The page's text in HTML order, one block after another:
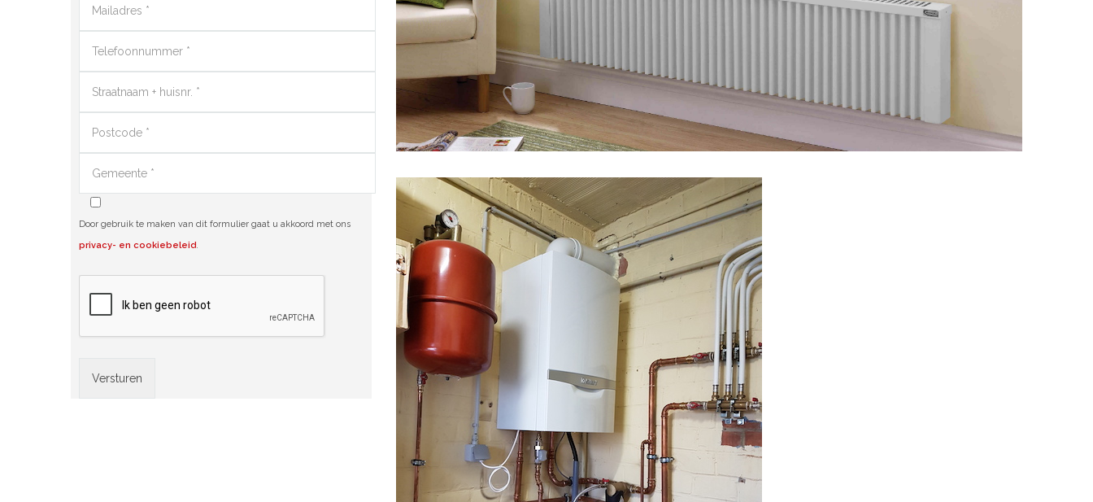
Door gebruik te maken van dit formulier gaat u akkoord met ons
privacy- en cookiebeleid.